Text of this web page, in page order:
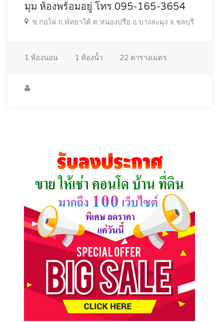
มุม ห้องพร้อมอยู่ โทร 095-165-3654
ซ.กอไผ่ ถ.พัทยาใต้ ต.หนองปรือ อ.บางละมุง จ.ชลบุรี
1 ห้องนอน 1 ห้องน้ำ 22 ตารางเมตร